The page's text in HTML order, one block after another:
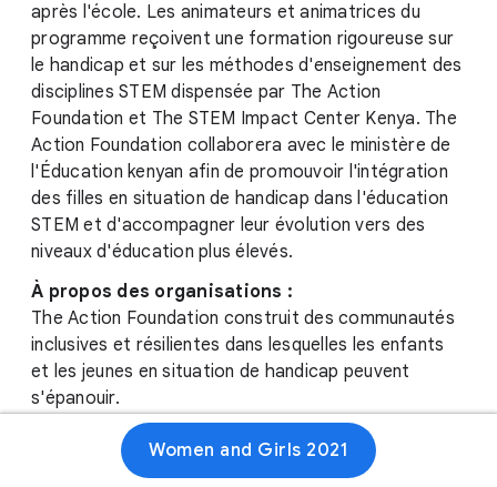
après l'école. Les animateurs et animatrices du
programme reçoivent une formation rigoureuse sur
le handicap et sur les méthodes d'enseignement des
disciplines STEM dispensée par The Action
Foundation et The STEM Impact Center Kenya. The
Action Foundation collaborera avec le ministère de
l'Éducation kenyan afin de promouvoir l'intégration
des filles en situation de handicap dans l'éducation
STEM et d'accompagner leur évolution vers des
niveaux d'éducation plus élevés.
À propos des organisations :
The Action Foundation construit des communautés
inclusives et résilientes dans lesquelles les enfants
et les jeunes en situation de handicap peuvent
s'épanouir.
STEM Impact Center Kenya propose un espace
créatif ainsi que des ressources pour les élèves et
Women and Girls 2021